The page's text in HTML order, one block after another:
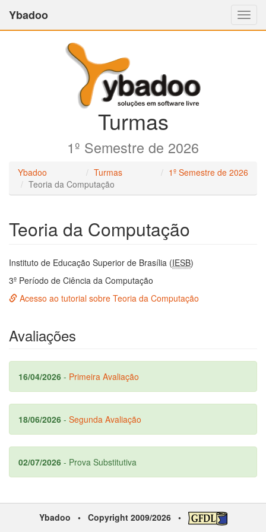
Ybadoo
Turmas
1º Semestre de 2026
Ybadoo Turmas
1º Semestre de 2026
Teoria da Computação
Teoria da Computação
Instituto de Educação Superior de Brasília (IESB)
3º Período de Ciência da Computação
Acesso ao tutorial sobre Teoria da Computação
Avaliações
16/04/2026 - Primeira Avaliação
18/06/2026 - Segunda Avaliação
02/07/2026 - Prova Substitutiva
Ybadoo • Copyright 2009/2026 •